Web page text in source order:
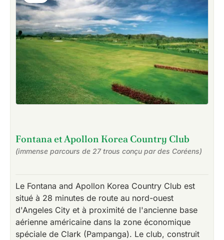
Fontana et Apollon Korea Country Club
(immense parcours de 27 trous conçu par des Coréens)
Le Fontana and Apollon Korea Country Club est
situé à 28 minutes de route au nord-ouest
d'Angeles City et à proximité de l'ancienne base
aérienne américaine dans la zone économique
spéciale de Clark (Pampanga). Le club, construit